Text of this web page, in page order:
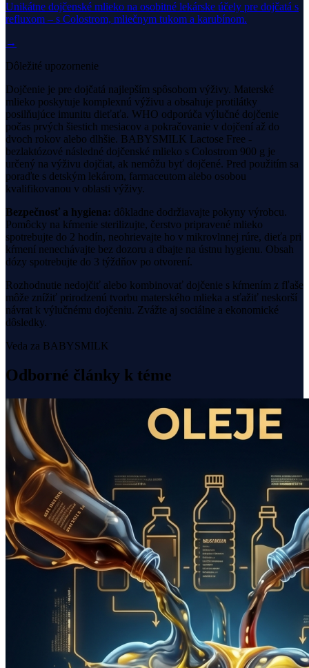
Unikátne dojčenské mlieko na osobitné lekárske účely pre dojčatá s
refluxom – s Colostrom, mliečnym tukom a karubínom.
→
Dôležité upozornenie
Dojčenie je pre dojčatá najlepším spôsobom výživy. Materské
mlieko poskytuje komplexnú výživu a obsahuje protilátky
posilňujúce imunitu dieťaťa. WHO odporúča výlučné dojčenie
počas prvých šiestich mesiacov a pokračovanie v dojčení až do
dvoch rokov alebo dlhšie. BABYSMILK Lactose Free -
bezlaktózové následné dojčenské mlieko s Colostrom 900 g je
určený na výživu dojčiat, ak nemôžu byť dojčené. Pred použitím sa
poraďte s detským lekárom, farmaceutom alebo osobou
kvalifikovanou v oblasti výživy.
Bezpečnosť a hygiena: dôkladne dodržiavajte pokyny výrobcu.
Pomôcky na kŕmenie sterilizujte, čerstvo pripravené mlieko
spotrebujte do 2 hodín, neohrievajte ho v mikrovlnnej rúre, dieťa pri
kŕmení nenechávajte bez dozoru a dbajte na ústnu hygienu. Obsah
dózy spotrebujte do 3 týždňov po otvorení.
Rozhodnutie nedojčiť alebo kombinovať dojčenie s kŕmením z fľaše
môže znížiť prirodzenú tvorbu materského mlieka a sťažiť neskorší
návrat k výlučnému dojčeniu. Zvážte aj sociálne a ekonomické
dôsledky.
Veda za BABYSMILK
Odborné články k téme